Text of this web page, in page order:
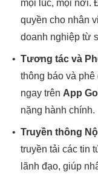
mọi lúc, mọi nơi.
quyền cho nhân
doanh nghiệp từ
• Tương tác và
thông báo và
ngay trên App
nặng hành chính.
• Truyền thông
truyền tải các tin
lãnh đạo, giúp